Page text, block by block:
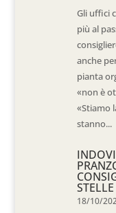
Gli uffici
più al
anche
pianta
«non è
«Stiamo
stanno...
STELLE
18/10/